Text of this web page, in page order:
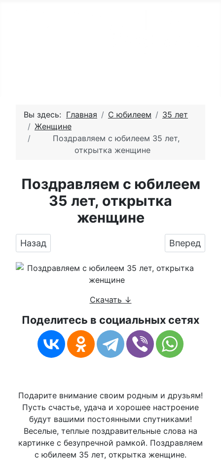
Вы здесь: Главная С юбилеем
35 лет
Женщине
Поздравляем с юбилеем 35 лет,
открытка женщине
Поздравляем с юбилеем
35 лет, открытка
женщине
Предыдущий: Оригинальное изображение
Назад Вперед
Скачать ↓
Поделитесь в социальных сетях
Подарите внимание своим родным и друзьям!
Пусть счастье, удача и хорошее настроение
будут вашими постоянными спутниками!
Веселые, теплые поздравительные слова на
картинке с безупречной рамкой. Поздравляем
с юбилеем 35 лет, открытка женщине.